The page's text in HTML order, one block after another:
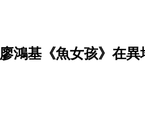
鴻基《魚女孩》在異